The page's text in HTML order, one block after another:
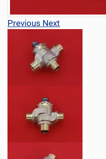
Previous Next